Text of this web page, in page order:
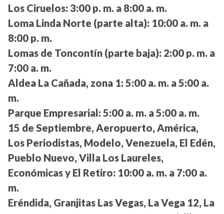
Los Ciruelos: 3:00 p. m. a 8:00 a. m.
Loma Linda Norte (parte alta): 10:00 a. m. a
8:00 p. m.
Lomas de Toncontín (parte baja): 2:00 p. m. a
7:00 a. m.
Aldea La Cañada, zona 1: 5:00 a. m. a 5:00 a.
m.
Parque Empresarial: 5:00 a. m. a 5:00 a. m.
15 de Septiembre, Aeropuerto, América,
Los Periodistas, Modelo, Venezuela, El Edén,
Pueblo Nuevo, Villa Los Laureles,
Económicas y El Retiro: 10:00 a. m. a 7:00 a.
m.
Eréndida, Granjitas Las Vegas, La Vega 12, La